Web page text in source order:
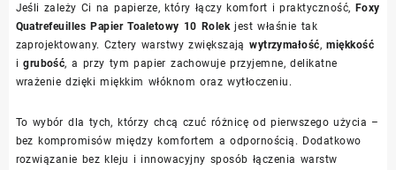
Jeśli zależy Ci na papierze, który łączy komfort i praktyczność, Foxy
Quatrefeuilles Papier Toaletowy 10 Rolek jest właśnie tak
zaprojektowany. Cztery warstwy zwiększająwytrzymałość,miękkość
igrubość, a przy tym papier zachowuje przyjemne, delikatne
wrażenie dzięki miękkim włóknom oraz wytłoczeniu.
To wybór dla tych, którzy chcą czuć różnicę od pierwszego użycia –
bez kompromisów między komfortem a odpornością. Dodatkowo
rozwiązanie bez kleju i innowacyjny sposób łączenia warstw